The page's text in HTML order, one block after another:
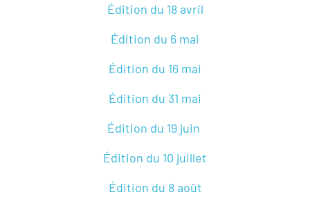
Édition du 18 avril
Édition du 6 mai
Édition du 16 mai
Édition du 31 mai
Édition du 19 juin
Édition du 10 juillet
Édition du 8 août